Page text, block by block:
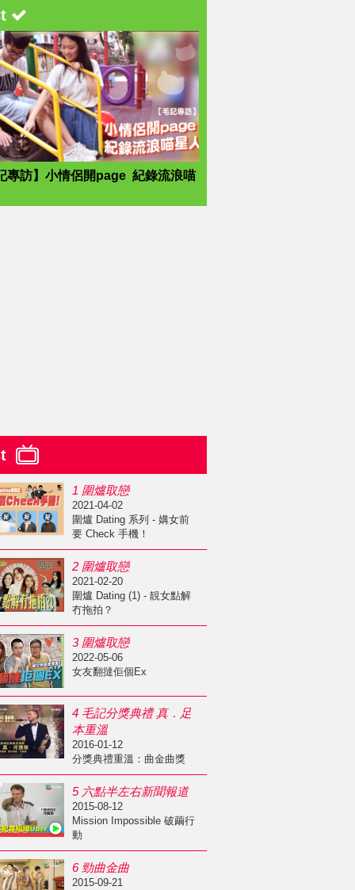
專訪】小情侶開page 紀錄流浪喵
1 圍爐取戀
2021-04-02
圍爐 Dating 系列 - 媾女前
要 Check 手機！
2 圍爐取戀
2021-02-20
圍爐 Dating (1) - 靚女點解
冇拖拍？
3 圍爐取戀
2022-05-06
女友翻撻佢個Ex
4 毛記分獎典禮 真．足
本重溫
2016-01-12
分獎典禮重溫：曲金曲獎
5 六點半左右新聞報道
2015-08-12
Mission Impossible 破繭行
動
6 勁曲金曲
2015-09-21